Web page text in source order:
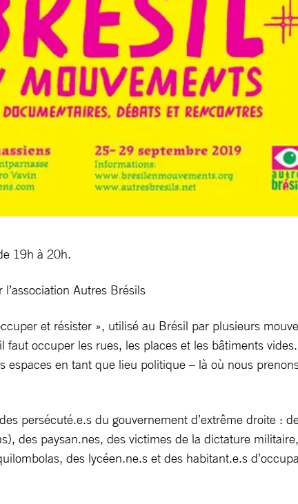
19h à 20h.
Autres Brésils
et résister », utilisé au Brésil par plusieurs
occuper les rues, les places et les bâtiments vides.
espaces en tant que lieu politique – là où nous
persécuté.e.s du gouvernement d’extrême droite :
des paysan.nes, des victimes de la dictature
des lycéen.ne.s et des habitant.e.s